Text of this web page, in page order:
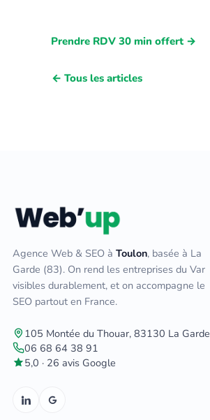
Prendre RDV 30 min offert →
← Tous les articles
Agence Web & SEO à Toulon, basée à La
Garde (83). On rend les entreprises du Var
visibles durablement, et on accompagne le
SEO partout en France.
105 Montée du Thouar, 83130 La Garde
06 68 64 38 91
5,0 · 26 avis Google